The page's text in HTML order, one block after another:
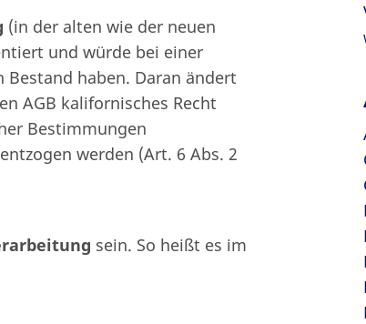
(in der alten wie der neuen
und würde bei einer
haben. Daran ändert
AGB kalifornisches Recht
Bestimmungen
werden (Art. 6 Abs. 2
sein. So heißt es im